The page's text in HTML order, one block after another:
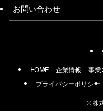
お問い合わせ
HOME 企業情報 事業
プライバシーポリシー
© 株